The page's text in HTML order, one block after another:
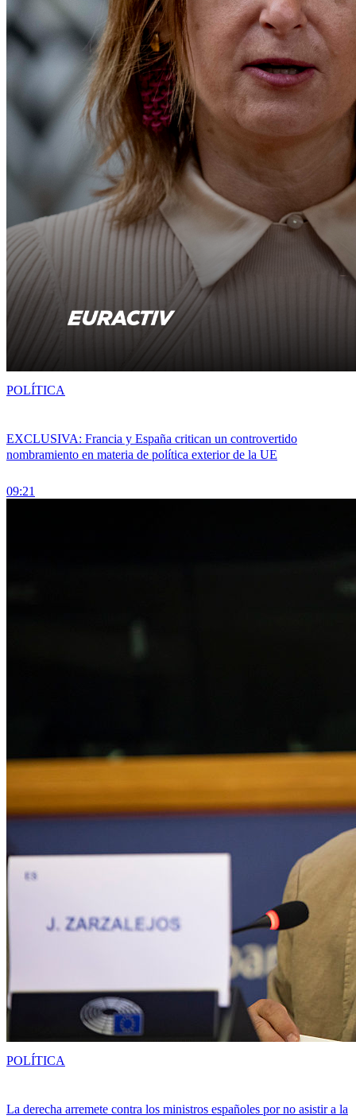
EXCLUSIVA: Francia y España critican un controvertido
nombramiento en materia de política exterior de la UE
09:21
POLÍTICA
La derecha arremete contra los ministros españoles por no asistir a la
POLÍTICA